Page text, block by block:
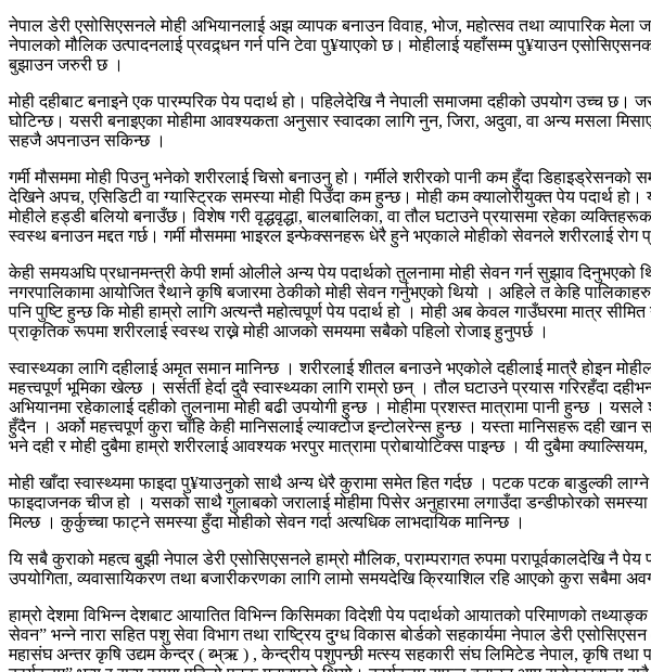
नेपाल डेरी एसोसिएसनले मोही अभियानलाई अझ व्यापक बनाउन विवाह, भोज, महोत्सव तथा व्यापारिक मेला
नेपालको मौलिक उत्पादनलाई प्रवद्र्धन गर्न पनि टेवा पु¥याएको छ। मोहीलाई यहाँसम्म पु¥याउन
बुझाउन जरुरी छ ।
मोही दहीबाट बनाइने एक पारम्परिक पेय पदार्थ हो। पहिलेदेखि नै नेपाली समाजमा दहीको उपयोग उच्च छ।
घोटिन्छ। यसरी बनाइएका मोहीमा आवश्यकता अनुसार स्वादका लागि नुन, जिरा, अदुवा, वा अन्य मसला
सहजै अपनाउन सकिन्छ ।
गर्मी मौसममा मोही पिउनु भनेको शरीरलाई चिसो बनाउनु हो। गर्मीले शरीरको पानी कम हुँदा
देखिने अपच, एसिडिटी वा ग्यास्ट्रिक समस्या मोही पिउँदा कम हुन्छ। मोही कम क्यालोरीयुक्त पेय पदार्थ
मोहीले हड्डी बलियो बनाउँछ। विशेष गरी वृद्धवृद्धा, बालबालिका, वा तौल घटाउने प्रयासमा रहेका
स्वस्थ बनाउन मद्दत गर्छ। गर्मी मौसममा भाइरल इन्फेक्सनहरू धेरै हुने भएकाले मोहीको सेवनले शरीरलाई रोग
केही समयअघि प्रधानमन्त्री केपी शर्मा ओलीले अन्य पेय पदार्थको तुलनामा मोही सेवन गर्न सुझाव दिनुभएको
नगरपालिकामा आयोजित रैथाने कृषि बजारमा ठेकीको मोही सेवन गर्नुभएको थियो । अहिले त केहि
पनि पुष्टि हुन्छ कि मोही हाम्रो लागि अत्यन्तै महोत्वपूर्ण पेय पदार्थ हो । मोही अब केवल गाउँघरमा मात्र
प्राकृतिक रूपमा शरीरलाई स्वस्थ राख्ने मोही आजको समयमा सबैको पहिलो रोजाइ हुनुपर्छ ।
स्वास्थ्यका लागि दहीलाई अमृत समान मानिन्छ । शरीरलाई शीतल बनाउने भएकोले दहीलाई मात्रै होइन
महत्त्वपूर्ण भूमिका खेल्छ । सर्सर्ती हेर्दा दुवै स्वास्थ्यका लागि राम्रो छन् । तौल घटाउने प्रयास गरिरहँदा
अभियानमा रहेकालाई दहीको तुलनामा मोही बढी उपयोगी हुन्छ । मोहीमा प्रशस्त मात्रामा पानी हुन्छ ।
हुँदैन । अर्को महत्त्वपूर्ण कुरा चाँहि केही मानिसलाई ल्याक्टोज इन्टोलरेन्स हुन्छ । यस्ता मानिसहरू दही
भने दही र मोही दुबैमा हाम्रो शरीरलाई आवश्यक भरपुर मात्रामा प्रोबायोटिक्स पाइन्छ । यी दुबैमा
मोही खाँदा स्वास्थ्यमा फाइदा पु¥याउनुको साथै अन्य धेरै कुरामा समेत हित गर्दछ । पटक पटक बाडुल्की
फाइदाजनक चीज हो । यसको साथै गुलाबको जरालाई मोहीमा पिसेर अनुहारमा लगाउँदा डन्डीफोरको
मिल्छ । कुर्कुच्चा फाट्ने समस्या हुँदा मोहीको सेवन गर्दा अत्यधिक लाभदायिक मानिन्छ ।
यि सबै कुराको महत्व बुझी नेपाल डेरी एसोसिएसनले हाम्रो मौलिक, पराम्परागत रुपमा परापूर्वकालदेखि नै
उपयोगिता, व्यवासायिकरण तथा बजारीकरणका लागि लामो समयदेखि क्रियाशिल रहि आएको कुरा सबैमा
हाम्रो देशमा विभिन्न देशबाट आयातित विभिन्न किसिमका विदेशी पेय पदार्थको आयातको परिमाणको
सेवन” भन्ने नारा सहित पशु सेवा विभाग तथा राष्ट्रिय दुग्ध विकास बोर्डको सहकार्यमा नेपाल डेरी
महासंघ अन्तर कृषि उद्यम केन्द्र ( ब्भ्ऋ ) , केन्द्रीय पशुपन्छी मत्स्य सहकारी संघ लिमिटेड नेपाल, कृषि